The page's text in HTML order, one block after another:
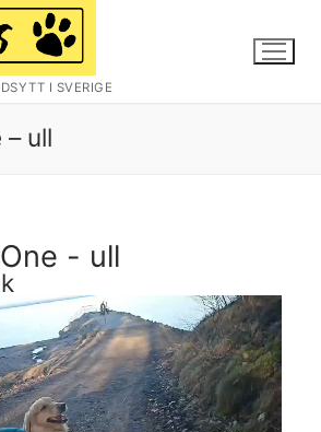
I SVERIGE
– ull
- ull